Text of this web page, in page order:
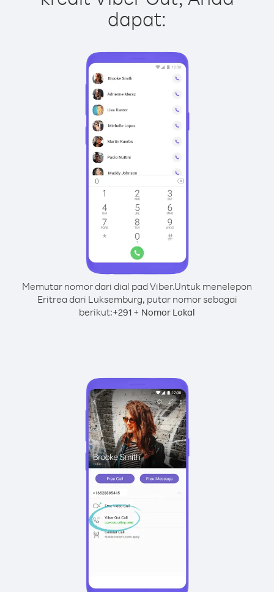
dapat:
Memutar nomor dari dial pad Viber.Untuk menelepon
Eritrea dari Luksemburg, putar nomor sebagai
berikut:+291 + Nomor Lokal